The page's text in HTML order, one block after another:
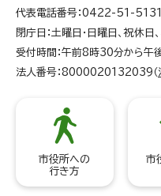
代表電話番号：0422-51-5131
閉庁日：土曜日・日曜日、祝休
受付時間：午前8時30分から午
法人番号：8000020132039（
市役所への
行き方
市